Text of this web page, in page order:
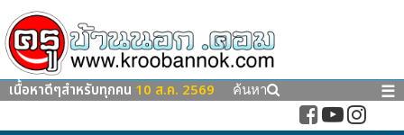
เนื้อหาดีๆสำหรับทุกคน 10 ส.ค. 2569 ค้นหา ☰